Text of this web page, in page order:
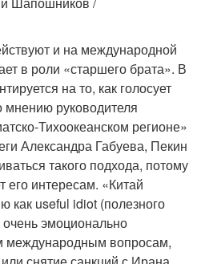
и на международной
в роли «старшего брата». В
на то, как голосует
мнению руководителя
Тихоокеанском регионе»
Александра Габуева, Пекин
такого подхода, потому
его интересам. «Китай
как useful idiot (полезного
эмоционально
международным вопросам,